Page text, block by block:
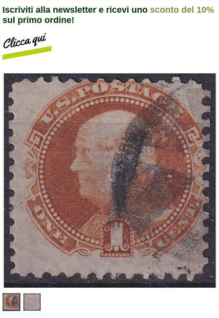
Iscriviti alla newsletter e ricevi uno sconto del 10%
sul primo ordine!